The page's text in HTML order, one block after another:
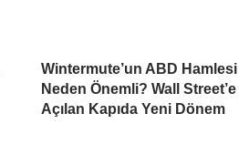
Wintermute’un ABD Hamlesi
Neden Önemli? Wall Street’e
Açılan Kapıda Yeni Dönem